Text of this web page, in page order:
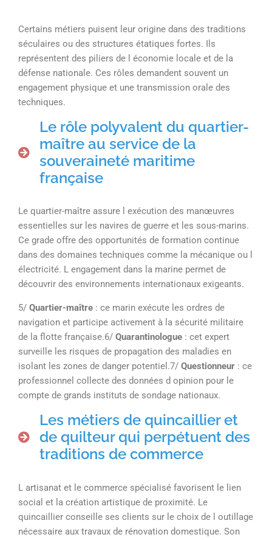
Certains métiers puisent leur origine dans des traditions
séculaires ou des structures étatiques fortes. Ils
représentent des piliers de l économie locale et de la
défense nationale. Ces rôles demandent souvent un
engagement physique et une transmission orale des
techniques.
Le rôle polyvalent du quartier-
maître au service de la
souveraineté maritime
française
Le quartier-maître assure l exécution des manœuvres
essentielles sur les navires de guerre et les sous-marins.
Ce grade offre des opportunités de formation continue
dans des domaines techniques comme la mécanique ou l
électricité. L engagement dans la marine permet de
découvrir des environnements internationaux exigeants.
5/ Quartier-maître : ce marin exécute les ordres de
navigation et participe activement à la sécurité militaire
de la flotte française.6/ Quarantinologue : cet expert
surveille les risques de propagation des maladies en
isolant les zones de danger potentiel.7/ Questionneur : ce
professionnel collecte des données d opinion pour le
compte de grands instituts de sondage nationaux.
Les métiers de quincaillier et
de quilteur qui perpétuent des
traditions de commerce
L artisanat et le commerce spécialisé favorisent le lien
social et la création artistique de proximité. Le
quincaillier conseille ses clients sur le choix de l outillage
nécessaire aux travaux de rénovation domestique. Son